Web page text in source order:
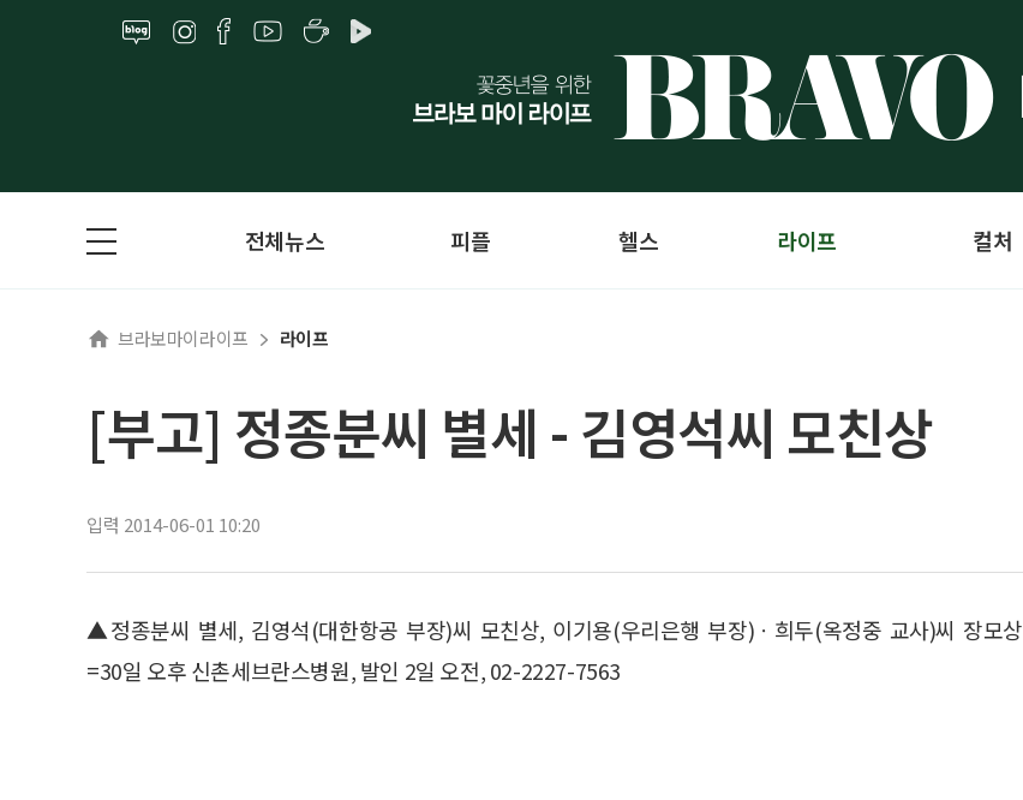
전체뉴스 피플 헬스 라이프 컬처
브라보마이라이프 라이프
[부고] 정종분씨 별세 - 김영석씨 모친상
입력 2014-06-01 10:20
▲정종분씨 별세, 김영석(대한항공 부장)씨 모친상, 이기용(우리은행 부장)ㆍ희두(옥정중 교사)씨 장모상
=30일 오후 신촌세브란스병원, 발인 2일 오전, 02-2227-7563